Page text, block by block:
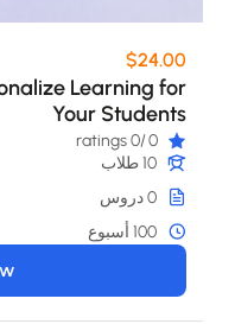
$24.00
Learning for
Your Students
0
/0 ratings
10 طلاب
0 دروس
100 أسبوع